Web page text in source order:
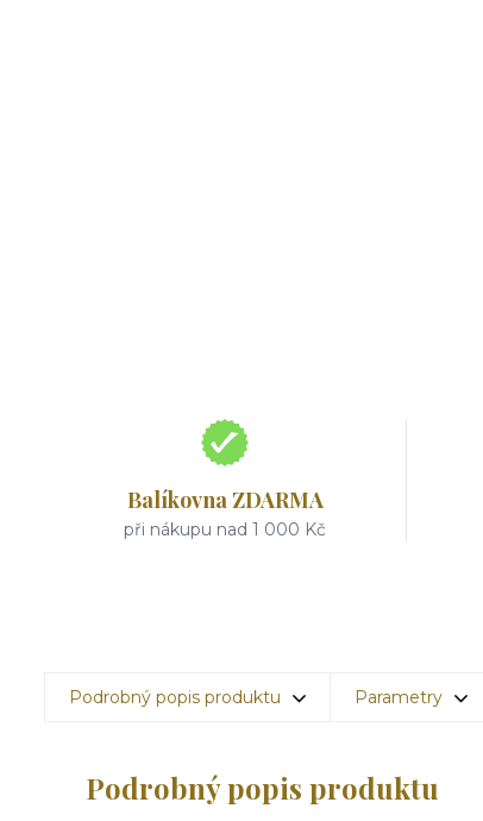
Balíkovna ZDARMA
při nákupu nad 1 000 Kč
Podrobný popis produktu Parametry
Podrobný popis produktu